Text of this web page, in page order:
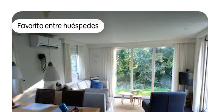
Favorito entre huéspedes
Favorito entre huéspedes